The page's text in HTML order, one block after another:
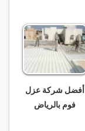
أفضل شركة عزل
فوم بالرياض